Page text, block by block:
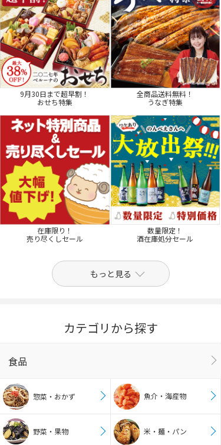
9月30日まで超早割！
おせち特集
全商品送料無料！
うなぎ特集
在庫限り！
売り尽くしセール
数量限定！
酒在庫処分セール
もっと見る
カテゴリから探す
食品
惣菜・おかず 魚介・海産物
野菜・果物 米・麺・パン